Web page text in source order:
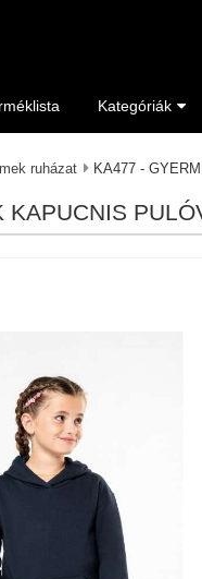
Kategóriák
ruházat KA477 -
KAPUCNIS